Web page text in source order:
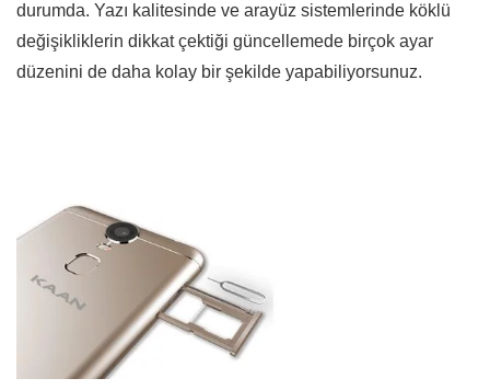
durumda. Yazı kalitesinde ve arayüz sistemlerinde köklü
değişikliklerin dikkat çektiği güncellemede birçok ayar
düzenini de daha kolay bir şekilde yapabiliyorsunuz.